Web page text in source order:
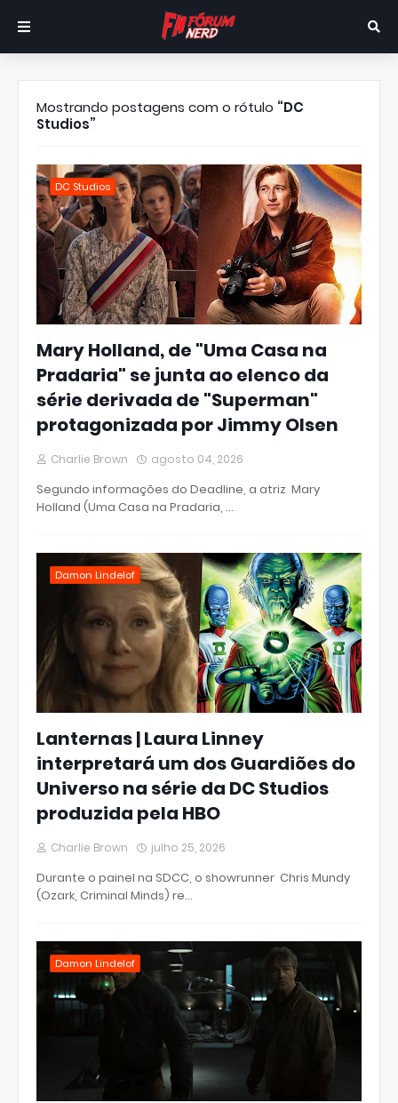
Mostrando postagens com o rótulo
DC
Studios
DC Studios
Mary Holland, de "Uma Casa na
Pradaria" se junta ao elenco da
série derivada de "Superman"
protagonizada por Jimmy Olsen
Charlie Brown agosto 04, 2026
Segundo informações do Deadline, a atriz Mary
Holland (Uma Casa na Pradaria, …
Damon Lindelof
Lanternas | Laura Linney
interpretará um dos Guardiões do
Universo na série da DC Studios
produzida pela HBO
Charlie Brown julho 25, 2026
Durante o painel na SDCC, o showrunner Chris Mundy
(Ozark, Criminal Minds) re…
Damon Lindelof